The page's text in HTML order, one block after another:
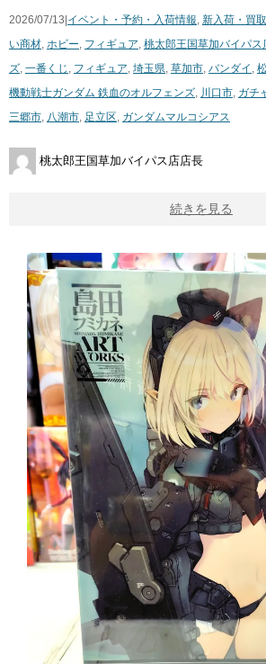
2026/07/13| イベント・予約・入荷情報, 新入荷・買
い商材, ホビー, フィギュア, 桃太郎王国草加バイパ
ズ, 一番くじ , フィギュア, 埼玉県, 草加市, バンダイ ,
機動戦士ガンダム ​鉄血のオルフェンズ, 川口市, ガチ
三郷市, 八潮市, 足立区, ​ガンダムマルコシアス
桃太郎王国草加バイパス店店長
続きを見る